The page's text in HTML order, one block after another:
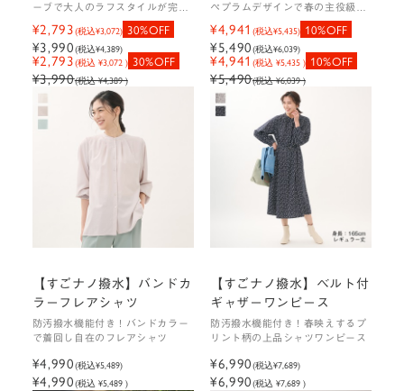
ーブで大人のラフスタイルが完成
するカットソーTシャツ
¥2,793(税込¥3,072) 30%OFF
¥3,990(税込¥4,389)
¥2,793(税込 ¥3,072 ) 30%OFF
¥3,990(税込 ¥4,389 )
＞
ペプラムデザインで春の主役級ト
¥4,941 (税込¥5,435) 10%OFF
¥5,490(税込¥6,039)
¥4,941 (税込 ¥5,435 ) 10%OFF
¥5,490(税込 ¥6,039 )
【すごナノ撥水】バンドカ
ラーフレアシャツ
防汚撥水機能付き！バンドカラー
で着回し自在のフレアシャツ
¥4,990(税込¥5,489)
¥4,990(税込 ¥5,489 )
【すごナノ撥水】ベルト付
ギャザーワンピース
防汚撥水機能付き！春映えするプ
リント柄の上品シャツワンピース
¥6,990(税込¥7,689)
¥6,990(税込 ¥7,689 )